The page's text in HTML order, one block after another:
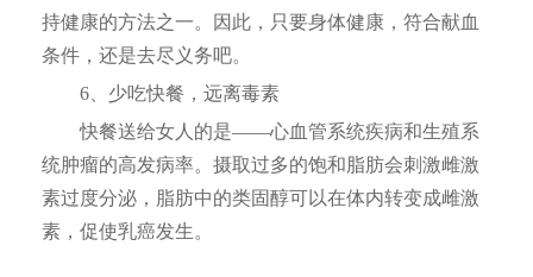
持健康的方法之一。因此，只要身体健康，符合献血
条件，还是去尽义务吧。
6、少吃快餐，远离毒素
快餐送给女人的是——心血管系统疾病和生殖系
统肿瘤的高发病率。摄取过多的饱和脂肪会刺激雌激
素过度分泌，脂肪中的类固醇可以在体内转变成雌激
素，促使乳癌发生。